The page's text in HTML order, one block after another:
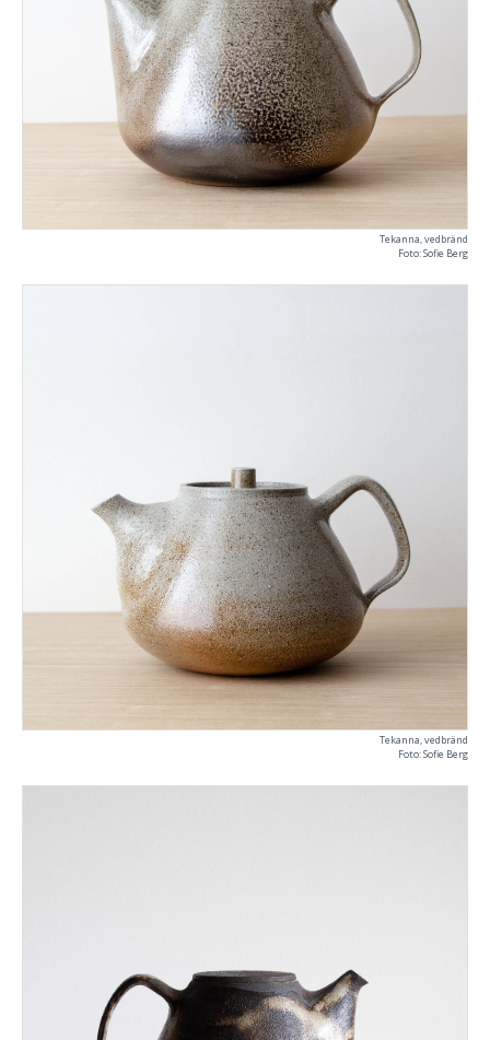
Tekanna, vedbränd
Foto: Sofie Berg
Tekanna, vedbränd
Foto: Sofie Berg